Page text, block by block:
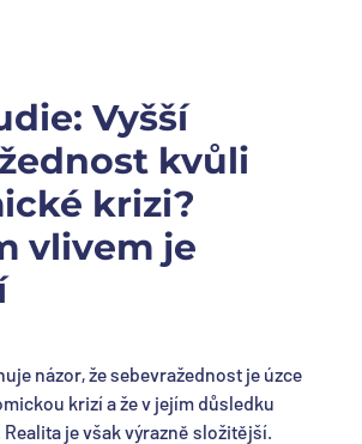
Vyšší
kvůli
krizi?
vlivem je
názor, že sebevražednost je úzce
krizí a že v jejím důsledku
je však výrazně složitější.